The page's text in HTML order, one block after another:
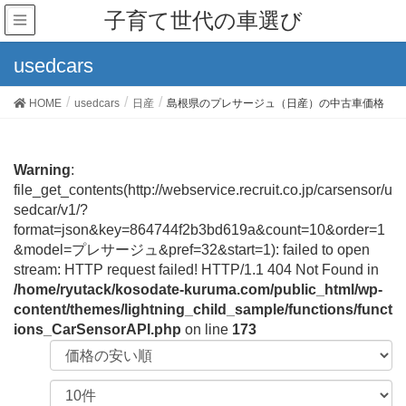
子育て世代の車選び
usedcars
HOME usedcars 日産 島根県のプレサージュ（日産）の中古車価格
Warning:
file_get_contents(http://webservice.recruit.co.jp/carsensor/u
sedcar/v1/?
format=json&key=864744f2b3bd619a&count=10&order=1
&model=プレサージュ&pref=32&start=1): failed to open
stream: HTTP request failed! HTTP/1.1 404 Not Found in
/home/ryutack/kosodate-kuruma.com/public_html/wp-
content/themes/lightning_child_sample/functions/funct
ions_CarSensorAPI.php on line 173